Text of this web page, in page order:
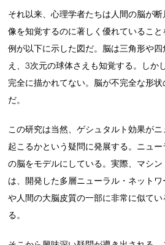
それ以来、心理学者たちは人間の脳が
像を知覚するのに著しく優れているこ
例が以下に示した図だ。脳は三角形や
え、3次元の球体さえも知覚する。しか
完全に描かれてない。脳が不完全な形
だ。
この研究は当然、ゲシュタルト効果が
起こるかという疑問に発展する。ニュ
の脳をモデルにしている。実際、マシ
は、開発した多層ニューラル・ネット
や人間の大脳皮質の一部に非常に似て
る。